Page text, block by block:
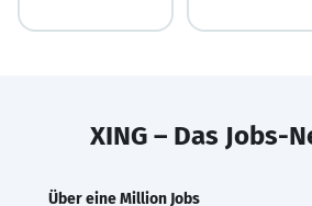
XING – Das Jobs-
Über eine Million Jobs